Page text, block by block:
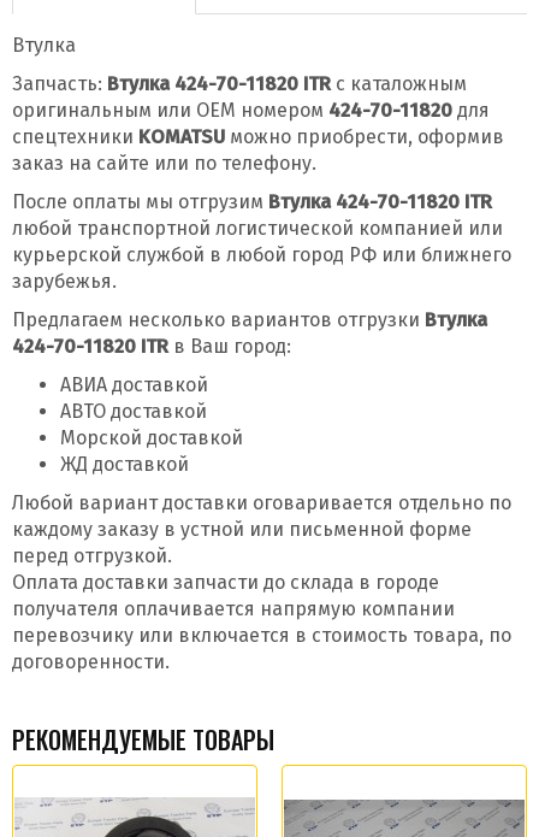
Втулка
Запчасть: Втулка 424-70-11820 ITRс каталожным
оригинальным или OEM номером 424-70-11820 для
спецтехники KOMATSU можно приобрести, оформив
заказ на сайте или по телефону.
После оплаты мы отгрузим Втулка 424-70-11820 ITR
любой транспортной логистической компанией или
курьерской службой в любой город РФ или ближнего
зарубежья.
Предлагаем несколько вариантов отгрузки Втулка
424-70-11820 ITRв Ваш город:
АВИА доставкой
АВТО доставкой
Морской доставкой
ЖД доставкой
Любой вариант доставки оговаривается отдельно по
каждому заказу в устной или письменной форме
перед отгрузкой.
Оплата доставки запчасти до склада в городе
получателя оплачивается напрямую компании
перевозчику или включается в стоимость товара, по
договоренности.
РЕКОМЕНДУЕМЫЕ ТОВАРЫ